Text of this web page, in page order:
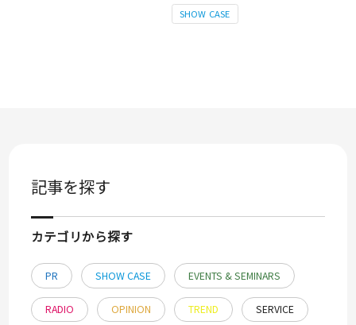
SHOW CASE
記事を探す
カテゴリから探す
PR SHOW CASE EVENTS & SEMINARS
RADIO OPINION TREND SERVICE